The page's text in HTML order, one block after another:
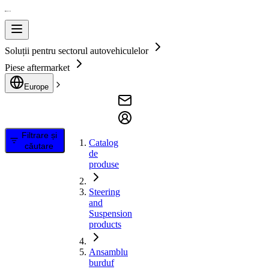
Soluții pentru sectorul autovehiculelor
Piese aftermarket
Europe
Filtrare și
căutare
Catalog
de
produse
Steering
and
Suspension
products
Ansamblu
burduf